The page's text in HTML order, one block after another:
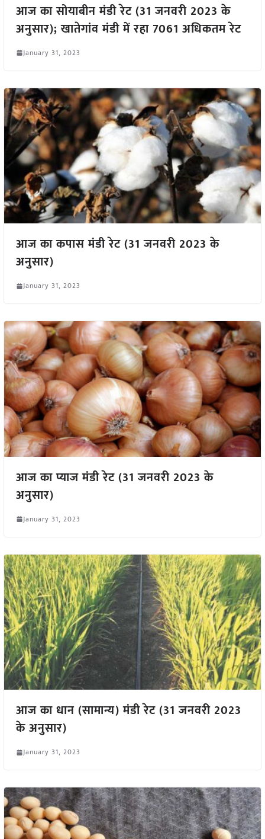
आज का सोयाबीन मंडी रेट (31 जनवरी 2023 के
अनुसार); खातेगांव मंडी में रहा 7061 अधिकतम रेट
January 31, 2023
आज का कपास मंडी रेट (31 जनवरी 2023 के
अनुसार)
January 31, 2023
आज का प्याज मंडी रेट (31 जनवरी 2023 के
अनुसार)
January 31, 2023
आज का धान (सामान्य) मंडी रेट (31 जनवरी 2023
के अनुसार)
January 31, 2023